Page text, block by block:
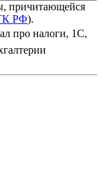
причитающейся
РФ).
про налоги, 1С,